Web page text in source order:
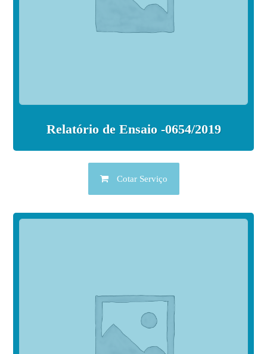
Relatório de Ensaio -0654/2019
Cotar Serviço